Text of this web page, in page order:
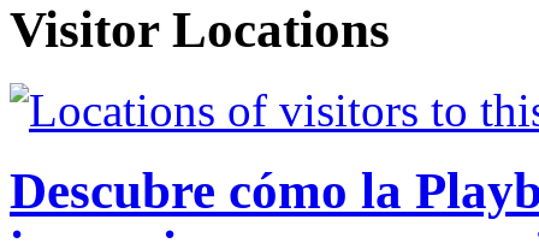
Visitor Locations
Descubre cómo la